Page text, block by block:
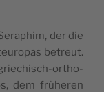
der die
betreut.
ortho­
dem frü­he­ren